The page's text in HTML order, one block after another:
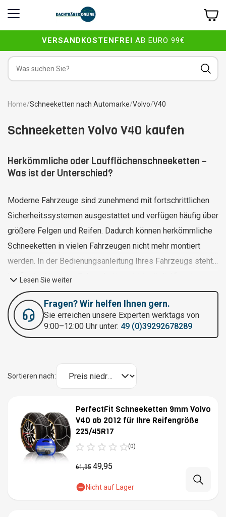
VERSANDKOSTENFREI AB EURO 99€
Home/Schneeketten nach Automarke/Volvo/V40
Schneeketten Volvo V40 kaufen
Herkömmliche oder Laufflächenschneeketten –
Was ist der Unterschied?
Moderne Fahrzeuge sind zunehmend mit fortschrittlichen
Sicherheitssystemen ausgestattet und verfügen häufig über
größere Felgen und Reifen. Dadurch können herkömmliche
Schneeketten in vielen Fahrzeugen nicht mehr montiert
werden. In der Bedienungsanleitung Ihres Fahrzeugs steht
häufig der Hinweis „Schneeketten nicht möglich“, und es
werden spezifische Reifengrößen genannt, bei denen
Schneeketten montiert werden dürfen.
Laufflächenschneeketten bieten eine moderne Lösung. Sie
werden nach einem anderen Prinzip montiert: Die
lediglich auf die Außenseite des Reifens und der Felge
aufgebracht. So vermeiden Laufflächenschneeketten die
eine einfache Montage auf modernen Fahrzeugen.
Lesen Sie weiter
Fragen? Wir helfen Ihnen gern.
Sie erreichen unsere Experten werktags von
9:00–12:00 Uhr unter: 49 (0)39292678289
Sortieren nach:
PerfectFit Schneeketten 9mm Volvo
V40 ab 2012 für Ihre Reifengröße
225/45R17
(0)
61,95 49,95
Nicht auf Lager